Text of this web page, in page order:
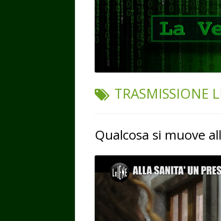
TAG:
TRASMISSIONE
Qualcosa si muove